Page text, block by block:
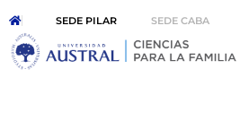
SEDE PILAR SEDE CABA